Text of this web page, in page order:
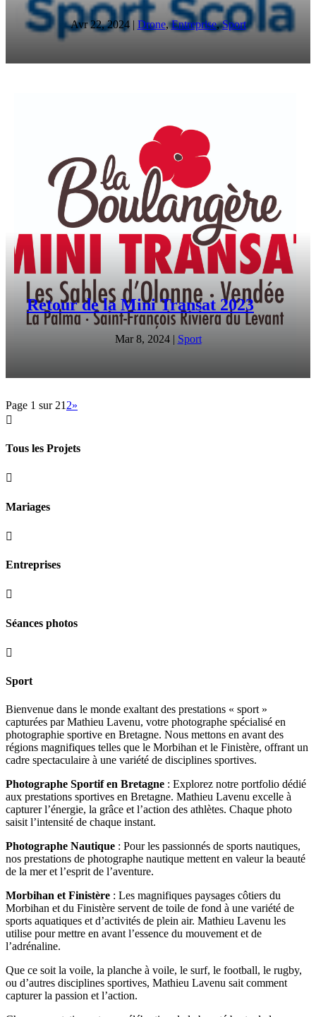
Avr 22, 2024| Drone,Entreprise,Sport
Retour de la Mini Transat 2023
Mar 8, 2024| Sport
Page 1 sur 21 2»

Tous les Projets

Mariages

Entreprises

Séances photos

Sport
Bienvenue dans le monde exaltant des prestations « sport »
capturées par Mathieu Lavenu, votre photographe spécialisé en
photographie sportive en Bretagne. Nous mettons en avant des
régions magnifiques telles que le Morbihan et le Finistère, offrant un
cadre spectaculaire à une variété de disciplines sportives.
Photographe Sportif en Bretagne : Explorez notre portfolio dédié
aux prestations sportives en Bretagne. Mathieu Lavenu excelle à
capturer l’énergie, la grâce et l’action des athlètes. Chaque photo
saisit l’intensité de chaque instant.
Photographe Nautique : Pour les passionnés de sports nautiques,
nos prestations de photographe nautique mettent en valeur la beauté
de la mer et l’esprit de l’aventure.
Morbihan et Finistère : Les magnifiques paysages côtiers du
Morbihan et du Finistère servent de toile de fond à une variété de
sports aquatiques et d’activités de plein air. Mathieu Lavenu les
utilise pour mettre en avant l’essence du mouvement et de
l’adrénaline.
Que ce soit la voile, la planche à voile, le surf, le football, le rugby,
ou d’autres disciplines sportives, Mathieu Lavenu sait comment
capturer la passion et l’action.